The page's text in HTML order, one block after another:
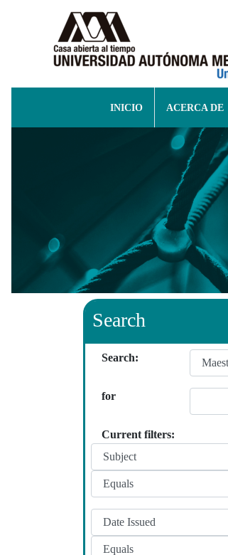
INICIO ACERCA DE
Search
Search:
for
Current filters: